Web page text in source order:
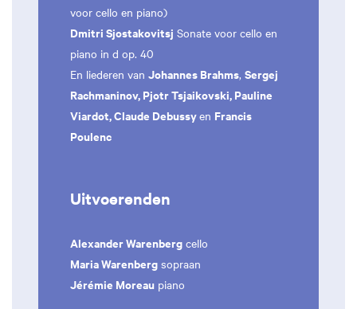
voor cello en piano)
Dmitri Sjostakovitsj Sonate voor cello en
piano in d op. 40
En liederen van Johannes Brahms, Sergej
Rachmaninov, Pjotr Tsjaikovski, Pauline
Viardot, Claude Debussyen Francis
Poulenc
Uitvoerenden
Alexander Warenberg cello
Maria Warenberg sopraan
Jérémie Moreau piano